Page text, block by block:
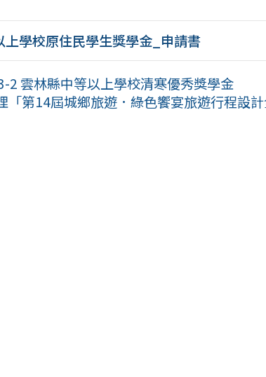
學校原住民學生獎學金_申請書
2 雲林縣中等以上學校清寒優秀獎學金
「第14屆城鄉旅遊．綠色饗宴旅遊行程設